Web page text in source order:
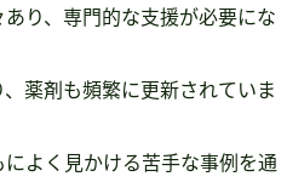
り、専門的な支援が必要にな
薬剤も頻繁に更新されていま
よく見かける苦手な事例を通